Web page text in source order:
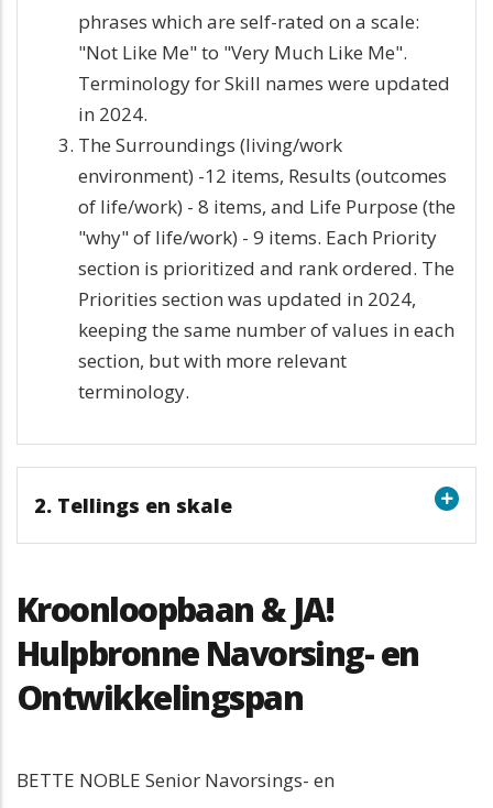
phrases which are self-rated on a scale:
"Not Like Me" to "Very Much Like Me".
Terminology for Skill names were updated
in 2024.
The Surroundings (living/work
environment) -12 items, Results (outcomes
of life/work) - 8 items, and Life Purpose (the
"why" of life/work) - 9 items. Each Priority
section is prioritized and rank ordered. The
Priorities section was updated in 2024,
keeping the same number of values in each
section, but with more relevant
terminology.
2. Tellings en skale
Kroonloopbaan & JA!
Hulpbronne Navorsing- en
Ontwikkelingspan
BETTE NOBLE Senior Navorsings- en